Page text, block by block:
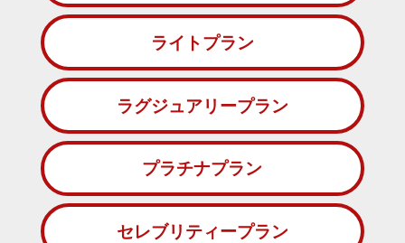
ライトプラン
ラグジュアリープラン
プラチナプラン
セレブリティープラン